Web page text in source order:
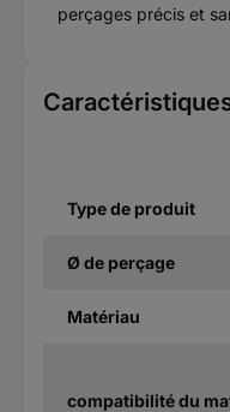
perçages précis et
Type de produit
Ø de perçage
Matériau
compatibilité du